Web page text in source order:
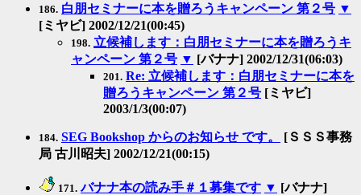
186. 白朋セミナーに本を贈ろうキャンペーン 第２号 ▼
[ミヤビ] 2002/12/21(00:45)
198. 立候補します：白朋セミナーに本を贈ろうキ
ャンペーン 第２号 ▼ [バナナ] 2002/12/31(06:03)
201. Re: 立候補します：白朋セミナーに本を
贈ろうキャンペーン 第２号 [ミヤビ]
2003/1/3(00:07)
184. SEG Bookshop からのお知らせ です。
[ＳＳＳ事務
局 古川昭夫] 2002/12/21(00:15)
171. バナナ本の読み手＃１募集です ▼ [バナナ]